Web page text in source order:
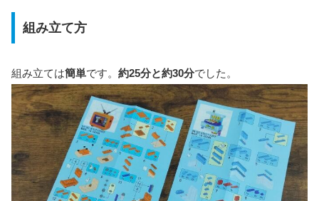
組み立て方
組み立ては簡単です。 約25分と約30分でした。